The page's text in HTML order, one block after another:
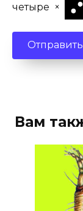
четыре ×
Вам